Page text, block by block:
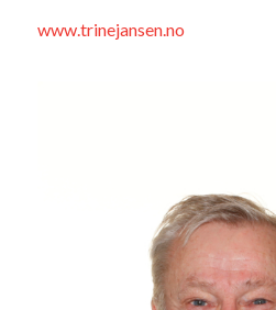
www.trinejansen.no